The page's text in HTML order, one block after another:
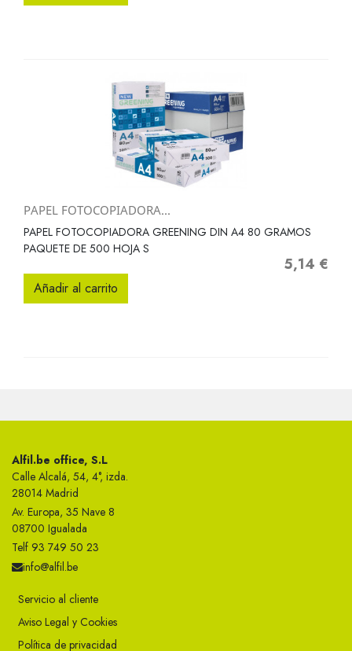
PAPEL FOTOCOPIADORA...
PAPEL FOTOCOPIADORA GREENING DIN A4 80 GRAMOS
PAQUETE DE 500 HOJA S
Precio
5,14 €
Añadir al carrito
Alfil.be office, S.L
Calle Alcalá, 54, 4°, izda.
28014 Madrid
Av. Europa, 35 Nave 8
08700 Igualada
Telf 93 749 50 23
info@alfil.be
Servicio al cliente
Aviso Legal y Cookies
Política de privacidad